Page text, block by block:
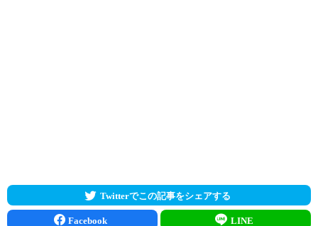
Twitterでこの記事をシェアする
Facebook LINE